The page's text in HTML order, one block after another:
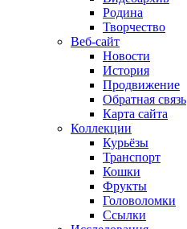
Родина
Творчество
Веб-сайт
Новости
История
Продвижение
Обратная связь
Карта сайта
Коллекции
Курьёзы
Транспорт
Кошки
Фрукты
Головоломки
Ссылки